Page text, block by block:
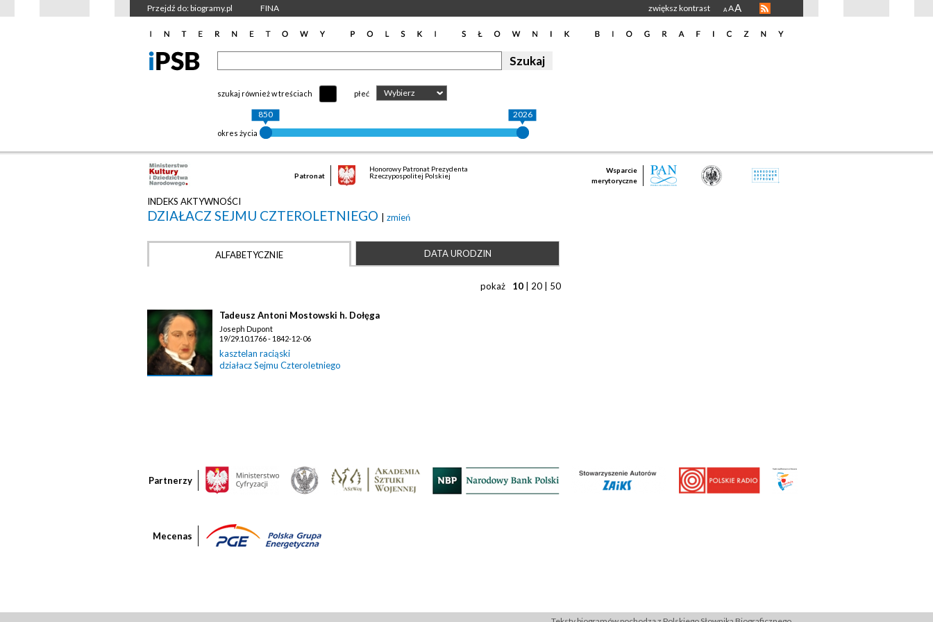
Przejdź do: biogramy.pl FINA zwiększ kontrast A AA
szukaj również w treściach płeć Wybierz
okres życia
850 2026
Patronat
Honorowy Patronat Prezydenta
Rzeczypospolitej Polskiej
Wsparcie
merytoryczne
INDEKS AKTYWNOŚCI
DZIAŁACZ SEJMU CZTEROLETNIEGO zmień
ALFABETYCZNIE DATA URODZIN
pokaż 10 20 50
Tadeusz Antoni Mostowski h. Dołęga
Joseph Dupont
19/29.10.1766 - 1842-12-06
kasztelan raciąski
działacz Sejmu Czteroletniego
Partnerzy
Mecenas